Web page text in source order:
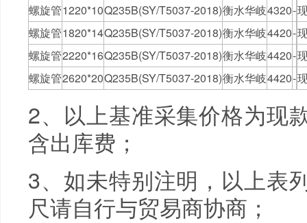
螺旋管1220*10Q235B(SY/T5037-2018)衡水华岐4320-
螺旋管1820*14Q235B(SY/T5037-2018)衡水华岐4420-
螺旋管2220*16Q235B(SY/T5037-2018)衡水华岐4420-
螺旋管2620*20Q235B(SY/T5037-2018)衡水华岐4420-
2、以上基准采集价格为现
含出库费；
3、如未特别注明，以上表
尺请自行与贸易商协商；